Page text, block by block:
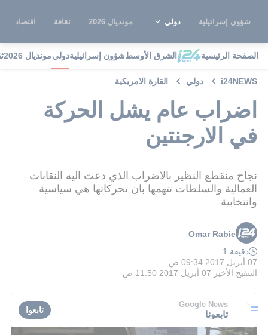
شؤون إسرائيلية دولي مونديال 2026 ثقافة اقتصاد
الصفحة الرئيسية الشرق الأوسطشؤون إسرائيليةدوليمونديال 2026
i24NEWS دولي القارة الامريكية
اضراب عام يشل الحركة
في الارجنتين
نجاح منقطع النظير بالاضراب الذي دعت اليه النقابات
العمالية والسلطات تتهمها بان تحركاتها هي سياسية
وانتخابية
Omar Rabie
دقيقة 1
07 أبريل 2017 09:34 ص
التنقيح الأخير 07 أبريل 2017 11:50 ص
Google News
تابعونا تابعوا